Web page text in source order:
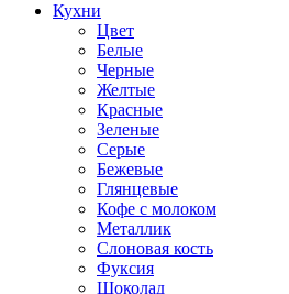
Кухни
Цвет
Белые
Черные
Желтые
Красные
Зеленые
Серые
Бежевые
Глянцевые
Кофе с молоком
Металлик
Слоновая кость
Фуксия
Шоколад